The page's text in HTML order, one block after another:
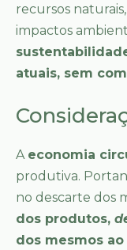
recursos
impactos
atuais, sem
A economia
produtiva.
no descarte dos
dos produtos,
dos mesmos